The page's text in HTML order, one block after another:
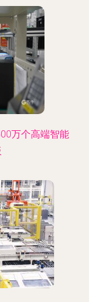
万个高端智能